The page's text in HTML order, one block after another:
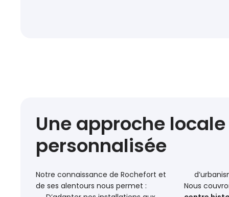
Une approche
personnalisée
Notre connaissance de Rochefort et
de ses alentours nous permet :
Nous